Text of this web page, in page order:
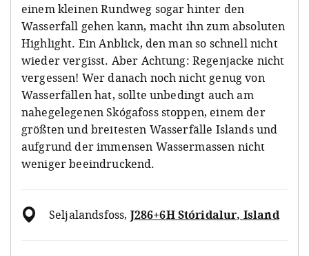
einem kleinen Rundweg sogar hinter den
Wasserfall gehen kann, macht ihn zum absoluten
Highlight. Ein Anblick, den man so schnell nicht
wieder vergisst. Aber Achtung: Regenjacke nicht
vergessen! Wer danach noch nicht genug von
Wasserfällen hat, sollte unbedingt auch am
nahegelegenen Skógafoss stoppen, einem der
größten und breitesten Wasserfälle Islands und
aufgrund der immensen Wassermassen nicht
weniger beeindruckend.
Seljalandsfoss, J286+6H Stóridalur, Island